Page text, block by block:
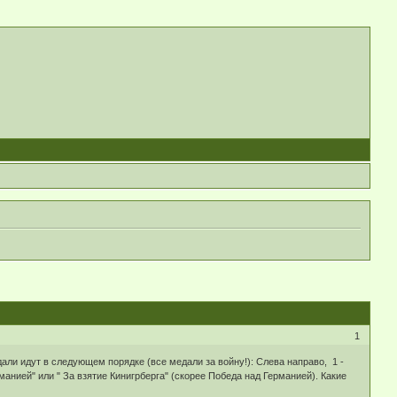
1
идут в следующем порядке (все медали за войну!): Слева направо, 1 -
или " За взятие Кинигрберга" (скорее Победа над Германией). Какие